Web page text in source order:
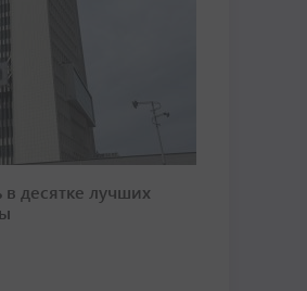
десятке лучших